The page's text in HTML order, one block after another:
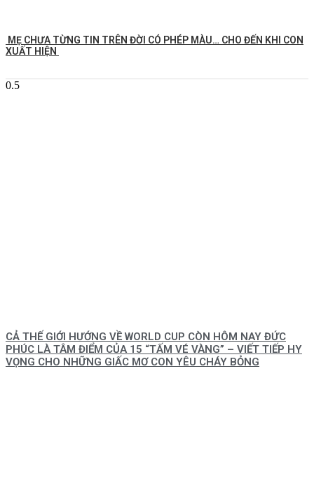
MẸ CHƯA TỪNG TIN TRÊN ĐỜI CÓ PHÉP MÀU… CHO ĐẾN KHI CON
XUẤT HIỆN
CẢ THẾ GIỚI HƯỚNG VỀ WORLD CUP CÒN HÔM NAY ĐỨC
PHÚC LÀ TÂM ĐIỂM CỦA 15 “TẤM VÉ VÀNG” – VIẾT TIẾP HY
VỌNG CHO NHỮNG GIẤC MƠ CON YÊU CHÁY BỎNG